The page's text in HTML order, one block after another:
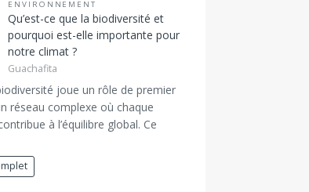
ENVIRONNEMENT
Qu’est-ce que la biodiversité et
pourquoi est-elle importante pour
notre climat ?
Guachafita
joue un rôle de premier
réseau complexe où chaque
à l’équilibre global. Ce